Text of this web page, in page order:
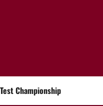
Championship